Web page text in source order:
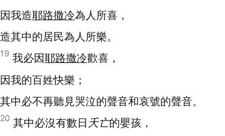
因我造耶路撒冷為人所喜，
造其中的居民為人所樂。
19 我必因耶路撒冷歡喜，
因我的百姓快樂；
其中必不再聽見哭泣的聲音和哀號的聲音。
20 其中必沒有數日 夭亡的嬰孩，